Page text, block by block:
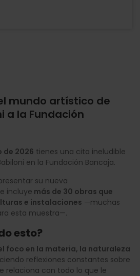
mundo artístico de
a la Fundación
de 2026 tienes una cita ineludible
en la Fundación Bancaja.
su nueva
incluye más de 30 obras que
e instalaciones —muchas
esta muestra—.
esto?
foco en la materia, la naturaleza
reflexiones constantes sobre
relaciona con todo lo que le